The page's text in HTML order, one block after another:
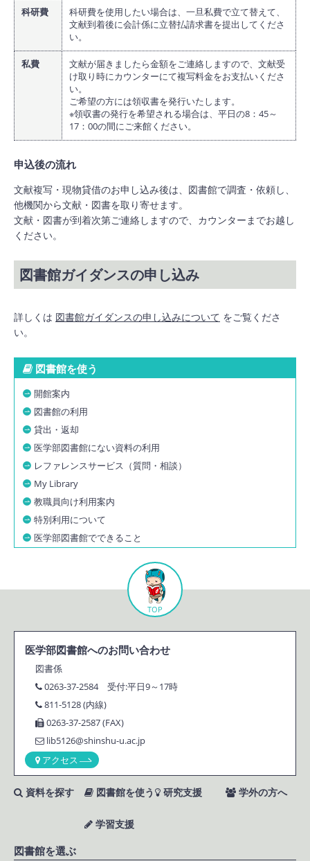
科研費
科研費を使用したい場合は、一旦私費で立て替えて、
文献到着後に会計係に立替払請求書を提出してくださ
い。
私費
文献が届きましたら金額をご連絡しますので、文献受
け取り時にカウンターにて複写料金をお支払いくださ
い。
ご希望の方には領収書を発行いたします。
※領収書の発行を希望される場合は、平日の8：45～
17：00の間にご来館ください。
申込後の流れ
文献複写・現物貸借のお申し込み後は、図書館で調査・依頼し、
他機関から文献・図書を取り寄せます。
文献・図書が到着次第ご連絡しますので、カウンターまでお越し
ください。
図書館ガイダンスの申し込み
詳しくは 図書館ガイダンスの申し込みについて をご覧くださ
い。
図書館を使う
開館案内
図書館の利用
貸出・返却
医学部図書館にない資料の利用
レファレンスサービス（質問・相談）
My Library
教職員向け利用案内
特別利用について
医学部図書館でできること
医学部図書館へのお問い合わせ
図書係
0263-37-2584 受付:平日9～17時
811-5128 (内線)
0263-37-2587 (FAX)
lib5126@shinshu-u.ac.jp
アクセス
資料を探す 図書館を使う
学習支援
研究支援 学外の方へ
図書館を選ぶ
TOP